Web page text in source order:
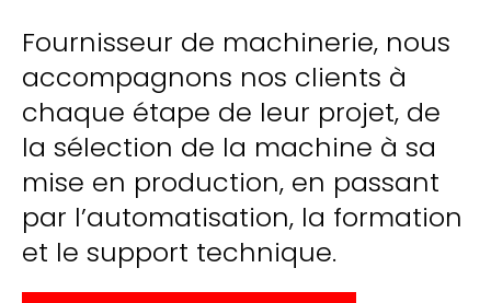
Fournisseur de machinerie, nous
accompagnons nos clients à
chaque étape de leur projet, de
la sélection de la machine à sa
mise en production, en passant
par l’automatisation, la formation
et le support technique.